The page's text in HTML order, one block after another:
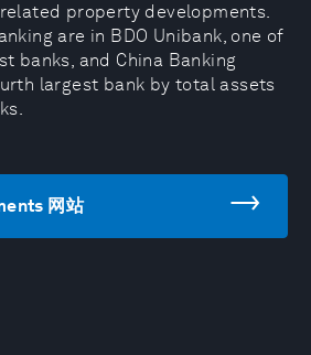
property developments.
are in BDO Unibank, one of
banks, and China Banking
largest bank by total assets
网站